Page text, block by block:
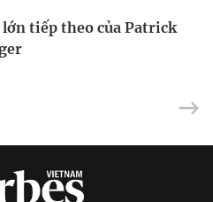
tiếp theo của Patrick